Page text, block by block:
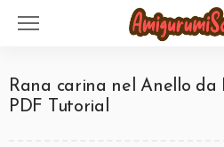
Rana carina nel Anello
PDF Tutorial